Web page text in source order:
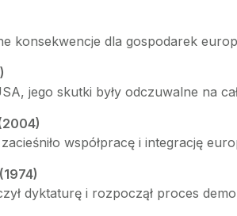
konsekwencje dla gospodarek
jego skutki były odczuwalne na
współpracę i integrację
dyktaturę i rozpoczął proces